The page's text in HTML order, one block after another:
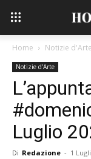
Home Notizie d'Arte
Notizie d'Arte
Luglio
Di Redazione - 1